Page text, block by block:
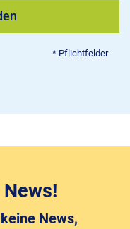
News,